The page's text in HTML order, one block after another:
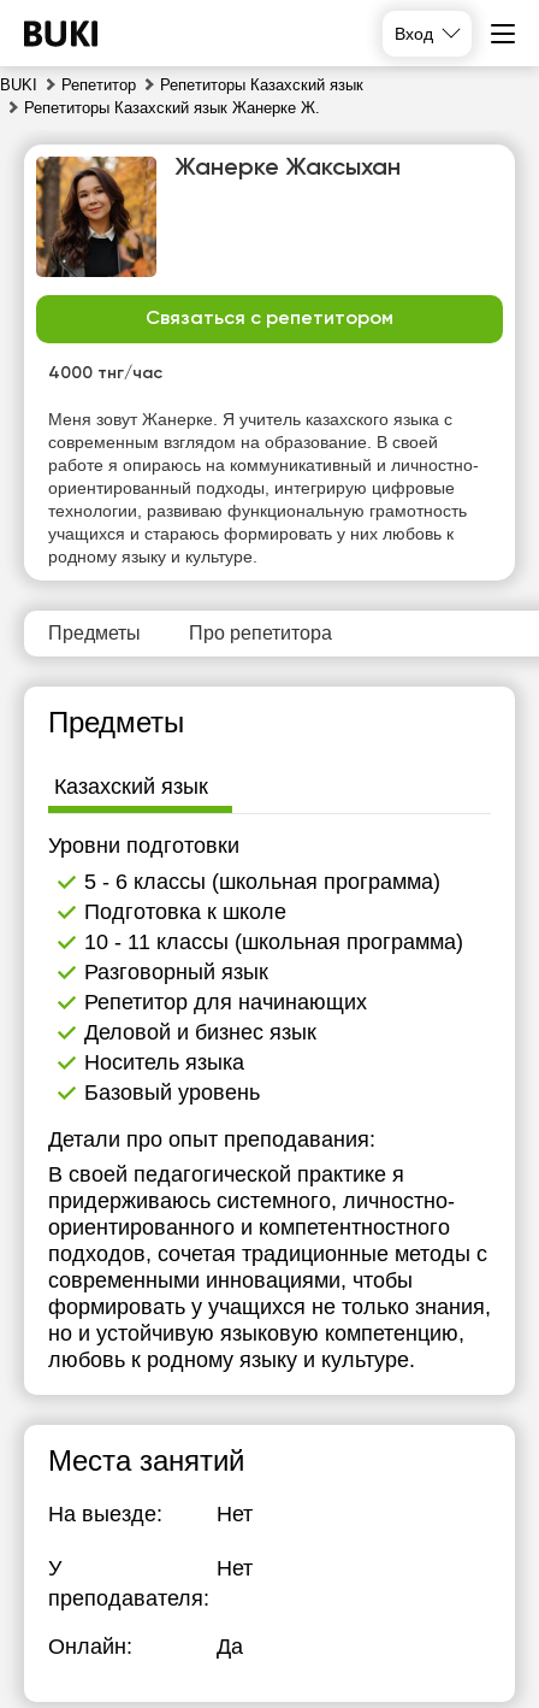
Вход
BUKI Репетитор
Репетиторы Казахский язык
Репетиторы Казахский язык Жанерке Ж.
Жанерке Жаксыхан
Связаться с репетитором
4000 тнг/час
Меня зовут Жанерке. Я учитель казахского языка с
современным взглядом на образование. В своей
работе я опираюсь на коммуникативный и личностно-
ориентированный подходы, интегрирую цифровые
технологии, развиваю функциональную грамотность
учащихся и стараюсь формировать у них любовь к
родному языку и культуре.
Предметы Про репетитора
Предметы
Казахский язык
Уровни подготовки
5 - 6 классы (школьная программа)
Подготовка к школе
10 - 11 классы (школьная программа)
Разговорный язык
Репетитор для начинающих
Деловой и бизнес язык
Носитель языка
Базовый уровень
Детали про опыт преподавания:
В своей педагогической практике я
придерживаюсь системного, личностно-
ориентированного и компетентностного
подходов, сочетая традиционные методы с
современными инновациями, чтобы
формировать у учащихся не только знания,
но и устойчивую языковую компетенцию,
любовь к родному языку и культуре.
Места занятий
На выезде: Нет
У
преподавателя:
Нет
Онлайн: Да
сб
вс
13:00
16:00
16:30
17:00
10:00
13:00
Нет
свободных
часов
Нет
свободных
часов